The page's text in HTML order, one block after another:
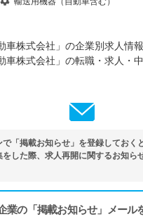
車株式会社」の企業別求人情
車株式会社」の転職・求人・
で「掲載お知らせ」を登録しておく
をした際、求人再開に関するお知ら
業の「掲載お知らせ」メール